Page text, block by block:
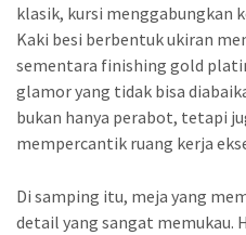
klasik, kursi menggabungkan
Kaki besi berbentuk ukiran
sementara finishing gold
glamor yang tidak bisa
bukan hanya perabot, tetapi
mempercantik ruang kerja
Di samping itu, meja yang
detail yang sangat memukau.